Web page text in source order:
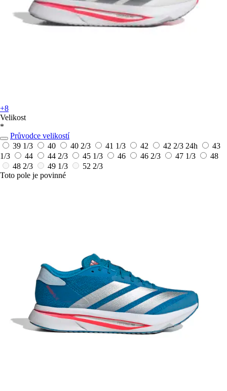
+8
Velikost
*
Průvodce velikostí
39 1/3
40 40 2/3 41 1/3 42 42 2/3 24h
43
1/3
44 44 2/3 45 1/3 46 46 2/3 47 1/3
48
48 2/3
49 1/3
52 2/3
Toto pole je povinné